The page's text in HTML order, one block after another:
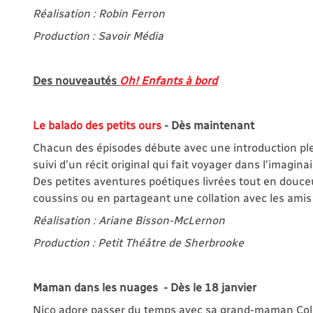
Réalisation : Robin Ferron
Production : Savoir Média
Des nouveautés Oh! Enfants à bord
Le balado des petits ours - Dès maintenant
Chacun des épisodes débute avec une introduction
suivi d’un récit original qui fait voyager dans
Des petites aventures poétiques livrées tout en
coussins ou en partageant une collation avec les
Réalisation : Ariane Bisson-McLernon
Production : Petit Théâtre de Sherbrooke
Maman dans les nuages - Dès le 18 janvier
Nico adore passer du temps avec sa grand-maman